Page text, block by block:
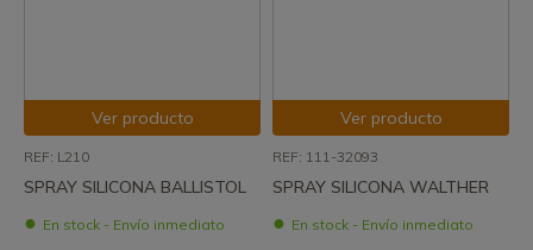
Ver producto
REF: L210
SPRAY SILICONA BALLISTOL
En stock - Envío inmediato
Ver producto
REF: 111-32093
SPRAY SILICONA WALTHER
En stock - Envío inmediato